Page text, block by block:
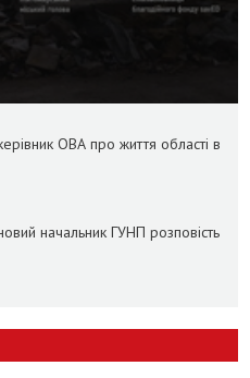
ОВА про життя області в
начальник ГУНП розповість